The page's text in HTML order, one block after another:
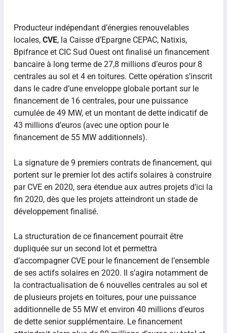
Producteur indépendant d’énergies renouvelables
locales, CVE, la Caisse d’Epargne CEPAC, Natixis,
Bpifrance et CIC Sud Ouest ont finalisé un financement
bancaire à long terme de 27,8 millions d’euros pour 8
centrales au sol et 4 en toitures. Cette opération s’inscrit
dans le cadre d’une enveloppe globale portant sur le
financement de 16 centrales, pour une puissance
cumulée de 49 MW, et un montant de dette indicatif de
43 millions d’euros (avec une option pour le
financement de 55 MW additionnels).
La signature de 9 premiers contrats de financement, qui
portent sur le premier lot des actifs solaires à construire
par CVE en 2020, sera étendue aux autres projets d’ici la
fin 2020, dès que les projets atteindront un stade de
développement finalisé.
La structuration de ce financement pourrait être
dupliquée sur un second lot et permettra
d’accompagner CVE pour le financement de l’ensemble
de ses actifs solaires en 2020. Il s’agira notamment de
la contractualisation de 6 nouvelles centrales au sol et
de plusieurs projets en toitures, pour une puissance
additionnelle de 55 MW et environ 40 millions d’euros
de dette senior supplémentaire. Le financement